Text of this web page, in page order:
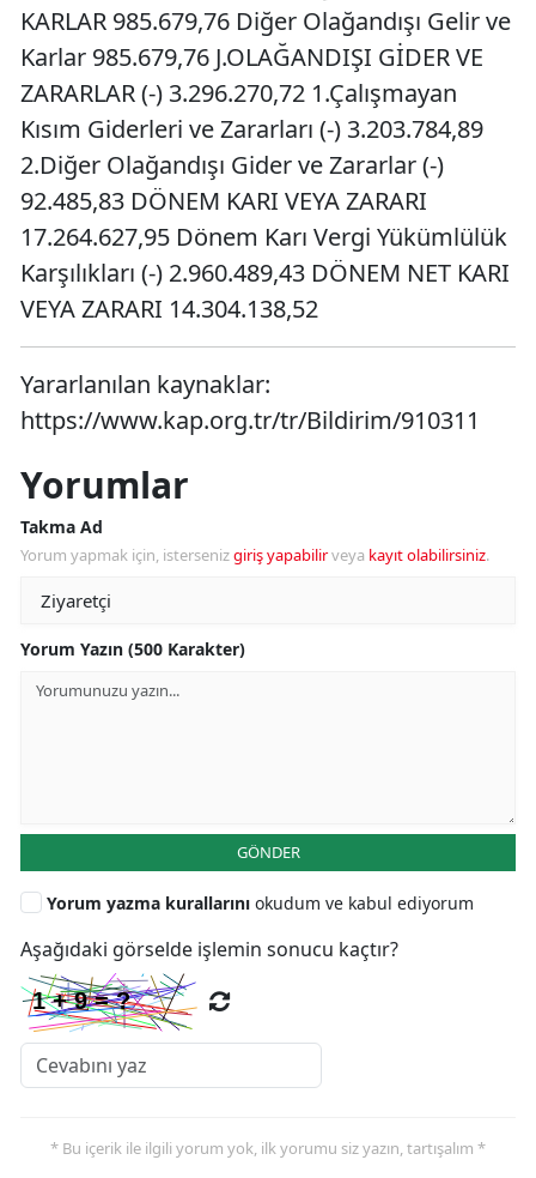
KARLAR 985.679,76 Diğer Olağandışı Gelir ve
Karlar 985.679,76 J.OLAĞANDIŞI GİDER VE
ZARARLAR (-) 3.296.270,72 1.Çalışmayan
Kısım Giderleri ve Zararları (-) 3.203.784,89
2.Diğer Olağandışı Gider ve Zararlar (-)
92.485,83 DÖNEM KARI VEYA ZARARI
17.264.627,95 Dönem Karı Vergi Yükümlülük
Karşılıkları (-) 2.960.489,43 DÖNEM NET KARI
VEYA ZARARI 14.304.138,52
Yararlanılan kaynaklar:
https://www.kap.org.tr/tr/Bildirim/910311
Yorumlar
Takma Ad
Yorum yapmak için, istersenizgiriş yapabilirveya kayıt olabilirsiniz.
Yorum Yazın (500 Karakter)
GÖNDER
Yorum yazma kurallarını okudum ve kabul ediyorum
Aşağıdaki görselde işlemin sonucu kaçtır?
* Bu içerik ile ilgili yorum yok, ilk yorumu siz yazın, tartışalım *